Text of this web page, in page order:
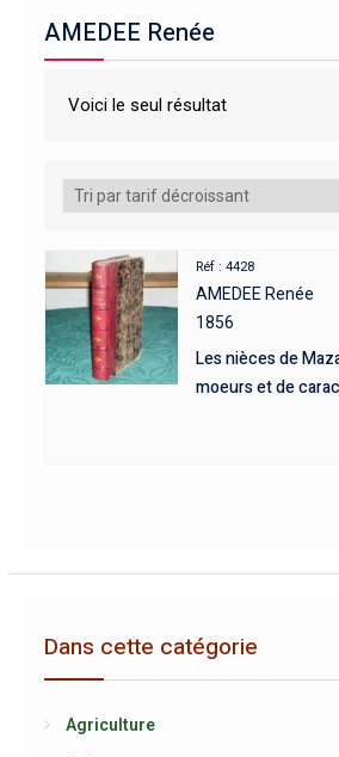
AMEDEE Renée
Voici le seul résultat
Réf : 4428
AMEDEE Renée
1856
Les nièces de
moeurs et de
Dans cette catégorie
Agriculture